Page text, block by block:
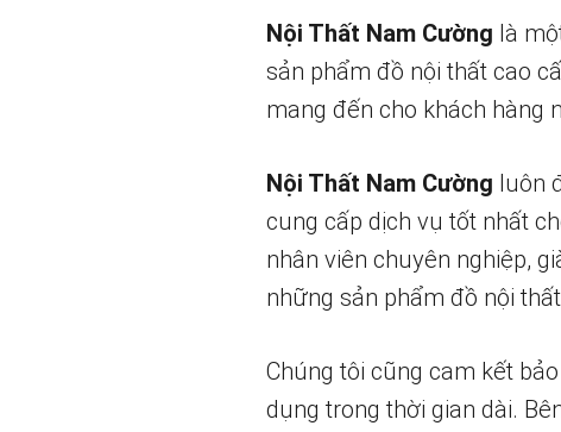
Nội Thất Nam Cường là
sản phẩm đồ nội thất cao
mang đến cho khách hàng
Nội Thất Nam Cường luôn
cung cấp dịch vụ tốt nhất
nhân viên chuyên nghiệp,
những sản phẩm đồ nội
Chúng tôi cũng cam kết
dụng trong thời gian dài.